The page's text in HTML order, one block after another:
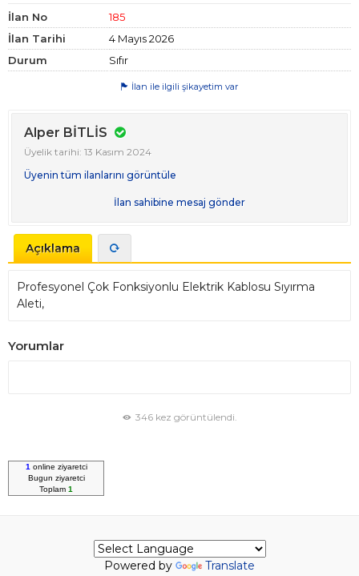
İlan No
185
İlan Tarihi
4 Mayıs 2026
Durum
Sıfır
İlan ile ilgili şikayetim var
Alper BİTLİS
Üyelik tarihi: 13 Kasım 2024
Üyenin tüm ilanlarını görüntüle
İlan sahibine mesaj gönder
Açıklama
Profesyonel Çok Fonksiyonlu Elektrik Kablosu Sıyırma
Aleti,
Yorumlar
346 kez görüntülendi.
1online ziyaretci
Bugun ziyaretci
Toplam 1
Powered by Translate